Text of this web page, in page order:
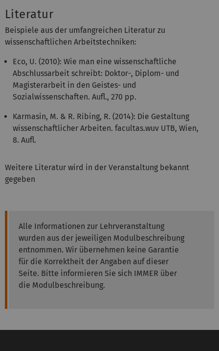
Literatur
Beispiele aus der umfangreichen Literatur zu
wissenschaftlichen Arbeitstechniken:
Eco, U. (2010): Wie man eine wissenschaftliche
Abschlussarbeit schreibt: Doktor-, Diplom- und
Magisterarbeit in den Geistes- und
Sozialwissenschaften. Aufl., 270 pp.
Karmasin, M. & R. Ribing, R. (2014): Die Gestaltung
wissenschaftlicher Arbeiten. facultas.wuv UTB, Wien,
8. Aufl.
Weitere Literatur wird in der Veranstaltung bekannt
gegeben
Alle Informationen zur Lehrveranstaltung
wurden aus der jeweiligen Modulbeschreibung
entnommen. Wir übernehmen keine Garantie
für die Korrektheit der Angaben auf dieser
Seite. Bitte informieren Sie sich IMMER über
die Modulbeschreibung.